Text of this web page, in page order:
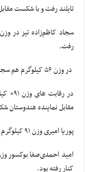
تایلند رفت و با شکست
رفت.
در وزن ۵۶ کیلوگرم هم سجاد محمدپور با شکست مقابل “غیرت یارالیف” از قزاقستان از دور مسابقات کنار رفت.
مقابل نماینده هندوستان
پوریا امیری وزن ۹۱ کیلوگرم با شکست مقابل حریف قزاق حذف شد.
کنار رفته بود.